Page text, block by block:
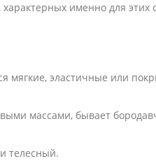
именно для этих
мягкие, эластичные или
массами, бывает
телесный.